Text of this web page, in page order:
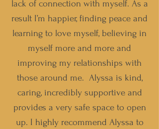
lack of connection with myself. As a
result I’m happier, finding peace and
learning to love myself, believing in
myself more and more and
improving my relationships with
those around me. Alyssa is kind,
caring, incredibly supportive and
provides a very safe space to open
up. I highly recommend Alyssa to